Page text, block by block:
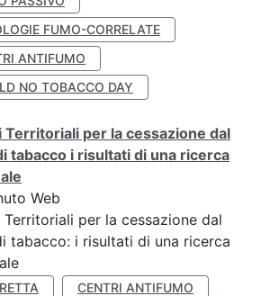
FUMO-CORRELATE
ANTIFUMO
NO TOBACCO DAY
Territoriali per la cessazione dal
tabacco i risultati di una ricerca
Web
Territoriali per la cessazione dal
tabacco: i risultati di una ricerca
CENTRI ANTIFUMO